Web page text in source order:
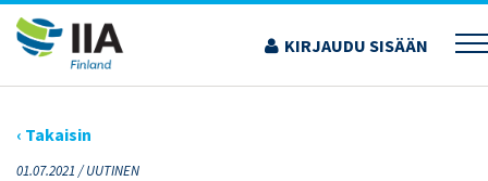
Siirry
sisältöön
KIRJAUDU SISÄÄN
›ARTIKKELIT›HIENO EDISTYSASKEL JULKISEN SEKTORIN HYVÄN HALLINNON
VARMISTAMISEKSI JA JULKISTEN VAROJEN KÄYTÖN VALVONNAN KEHITTÄMISEKSI!
‹ Takaisin
01.07.2021 /UUTINEN